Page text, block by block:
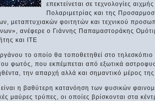
επεκτείνεται σε τεχνολογίες
Πολαριμετρίας και της
μεταπτυχιακών φοιτητών και τεχνικού
ανέφερε ο Γιάννης Παπαμαστοράκης
και ΙΤΕ
το οποίο θα τοποθετηθεί στο
φωτός, που εκπέμπεται από εξωτικά
την απαρχή αλλά και σημαντικό μέρος
η βαθύτερη κατανόηση των φυσικών
μαύρες τρύπες, οι οποίες βρίσκονται στα